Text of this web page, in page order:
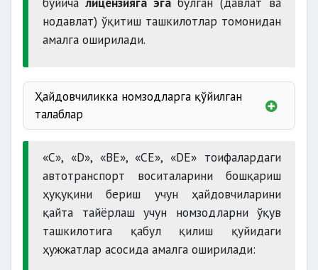
нодавлат) ўқитиш ташкилотлар томонидан
амалга оширилади.
Ҳайдовчиликка номзодларга қўйилган
талаблар
яроқли бўлган;
маълумоти
16 ёшга;
«C», «D», «BЕ», «CЕ», «DЕ» тоифалардаги
автотранспорт воситаларини бошқариш
ҳуқуқини бериш учун ҳайдовчиларини
қайта тайёрлаш учун номзодларни ўқув
ташкилотига қабул қилиш қуйидаги
ҳужжатлар асосида амалга оширилади: